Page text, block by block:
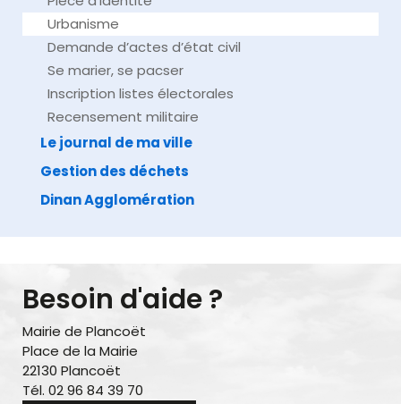
Urbanisme
Demande d’actes d’état civil
Se marier, se pacser
Inscription listes électorales
Recensement militaire
Le journal de ma ville
Gestion des déchets
Dinan Agglomération
Besoin d'aide ?
Mairie de Plancoët
Place de la Mairie
22130 Plancoët
Tél. 02 96 84 39 70